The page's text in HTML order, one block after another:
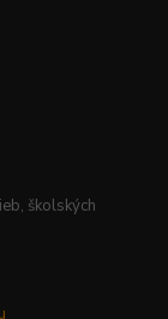
školských